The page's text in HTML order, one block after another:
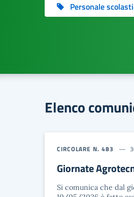
Personale
Elenco
CIRCOLARE N. 483
Giornate
Si comunica che dal